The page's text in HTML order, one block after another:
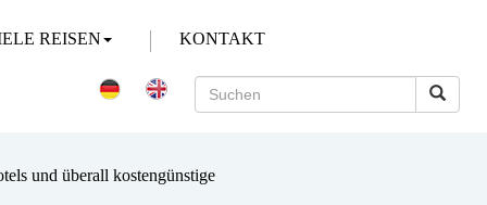
REISEN KONTAKT
und überall kostengünstige